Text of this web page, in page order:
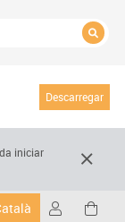
Descarregar
iniciar